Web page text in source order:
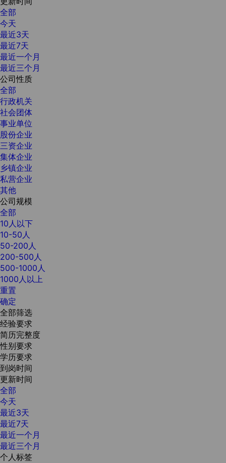
全部
今天
最近3天
最近7天
最近一个月
最近三个月
公司性质
全部
行政机关
社会团体
事业单位
股份企业
三资企业
集体企业
乡镇企业
私营企业
其他
公司规模
全部
10人以下
10-50人
50-200人
200-500人
500-1000人
1000人以上
重置
确定
全部筛选
经验要求
简历完整度
性别要求
学历要求
到岗时间
更新时间
全部
今天
最近3天
最近7天
最近一个月
最近三个月
个人标签